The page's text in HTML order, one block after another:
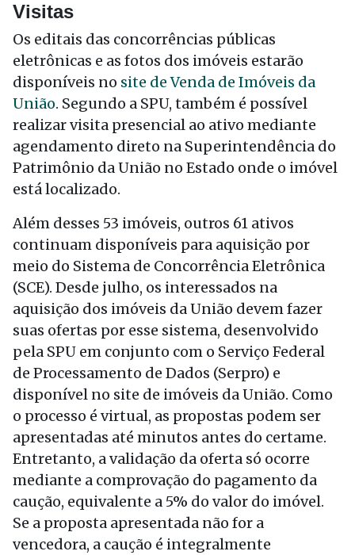
Visitas
Os editais das concorrências públicas
eletrônicas e as fotos dos imóveis estarão
disponíveis no site de Venda de Imóveis da
União. Segundo a SPU, também é possível
realizar visita presencial ao ativo mediante
agendamento direto na Superintendência do
Patrimônio da União no Estado onde o imóvel
está localizado.
Além desses 53 imóveis, outros 61 ativos
continuam disponíveis para aquisição por
meio do Sistema de Concorrência Eletrônica
(SCE). Desde julho, os interessados na
aquisição dos imóveis da União devem fazer
suas ofertas por esse sistema, desenvolvido
pela SPU em conjunto com o Serviço Federal
de Processamento de Dados (Serpro)​ e
disponível no site de imóveis da União. Como
o processo é virtual, as propostas podem ser
apresentadas até minutos antes do certame.
Entretanto, a validação da oferta só ocorre
mediante a comprovação do pagamento da
caução, equivalente a 5% do valor do imóvel.
Se a proposta apresentada não for a
vencedora, a caução é integralmente